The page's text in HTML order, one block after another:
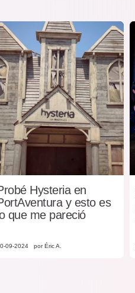
Hysteria en
y esto es
que me pareció
09-2024 por Éric A.